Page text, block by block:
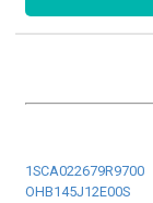
1SCA022679R9700
OHB145J12E00S